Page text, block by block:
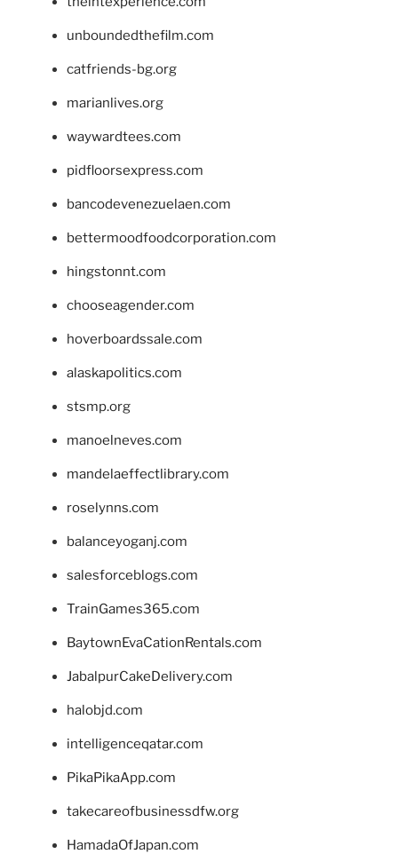
unboundedthefilm.com
catfriends-bg.org
marianlives.org
waywardtees.com
pidfloorsexpress.com
bancodevenezuelaen.com
bettermoodfoodcorporation.com
hingstonnt.com
chooseagender.com
hoverboardssale.com
alaskapolitics.com
stsmp.org
manoelneves.com
mandelaeffectlibrary.com
roselynns.com
balanceyoganj.com
salesforceblogs.com
TrainGames365.com
BaytownEvaCationRentals.com
JabalpurCakeDelivery.com
halobjd.com
intelligenceqatar.com
PikaPikaApp.com
takecareofbusinessdfw.org
HamadaOfJapan.com